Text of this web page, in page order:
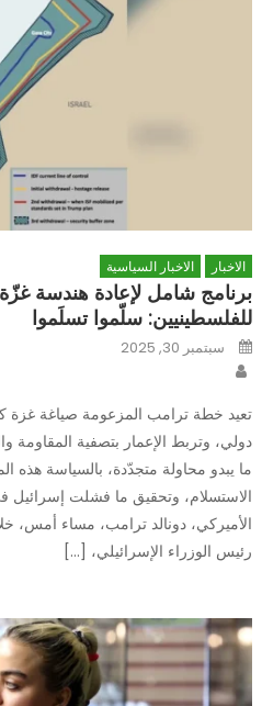
الاخبار الاخبار السياسية
برنامج شامل لإعادة هندسة غزّة
للفلسطينيين: سلّموا تسلَموا
Posted
onسبتمبر 30, 2025
تعيد خطة ترامب المزعومة صياغة غزة
دولي، وتربط الإعمار بتصفية
ما يبدو محاولة متجدّدة، بالسياسة هذه
الاستسلام، وتحقيق ما فشلت إسرائيل
الأميركي، دونالد ترامب، مساء
رئيس الوزراء الإسرائيلي، […]